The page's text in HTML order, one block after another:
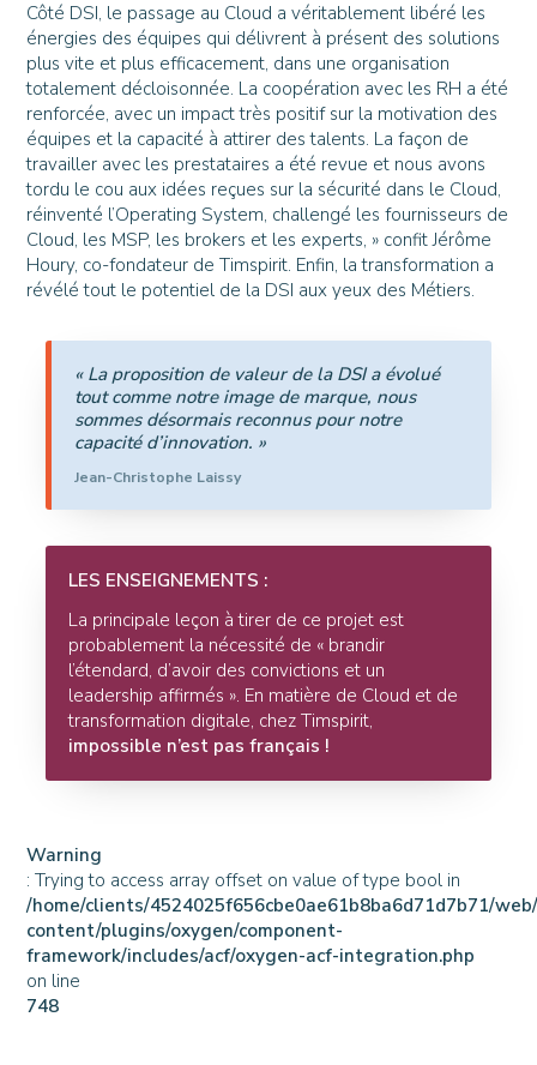
Côté DSI, le passage au Cloud a véritablement libéré les
énergies des équipes qui délivrent à présent des solutions
plus vite et plus efficacement, dans une organisation
totalement décloisonnée. La coopération avec les RH a été
renforcée, avec un impact très positif sur la motivation des
équipes et la capacité à attirer des talents. La façon de
travailler avec les prestataires a été revue et nous avons
tordu le cou aux idées reçues sur la sécurité dans le Cloud,
réinventé l’Operating System, challengé les fournisseurs de
Cloud, les MSP, les brokers et les experts, » confit Jérôme
Houry, co-fondateur de Timspirit. Enfin, la transformation a
révélé tout le potentiel de la DSI aux yeux des Métiers.
« La proposition de valeur de la DSI a évolué
tout comme notre image de marque, nous
sommes désormais reconnus pour notre
capacité d’innovation. »
Jean-Christophe Laissy
LES ENSEIGNEMENTS :
La principale leçon à tirer de ce projet est
probablement la nécessité de « brandir
l’étendard, d’avoir des convictions et un
leadership affirmés ». En matière de Cloud et de
transformation digitale, chez Timspirit,
impossible n’est pas français !
Warning
: Trying to access array offset on value of type bool in
/home/clients/4524025f656cbe0ae61b8ba6d71d7b71/
content/plugins/oxygen/component-
framework/includes/acf/oxygen-acf-integration.php
on line
748